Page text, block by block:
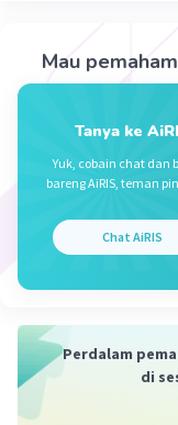
Mau
Tanya ke
Yuk, cobain chat dan
bareng AiRIS, teman
Chat AiRIS
Perdalam
di